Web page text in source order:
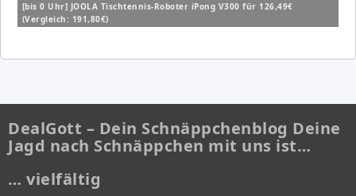
[bis 0 Uhr] JOOLA Tischtennis-Roboter iPong V300 für 126,49€
(Vergleich: 191,80€)
DealGott – Dein Schnäppchenblog Deine
Jagd nach Schnäppchen mit uns ist…
… vielfältig